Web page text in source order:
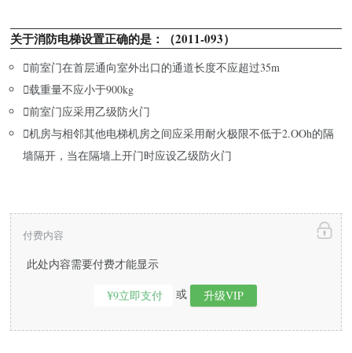
关于消防电梯设置正确的是：（2011-093）
前室门在首层通向室外出口的通道长度不应超过35m
载重量不应小于900kg
前室门应采用乙级防火门
机房与相邻其他电梯机房之间应采用耐火极限不低于2.OOh的隔
墙隔开，当在隔墙上开门时应设乙级防火门
此处内容需要付费才能显示
¥9立即支付 或 升级VIP
付费内容